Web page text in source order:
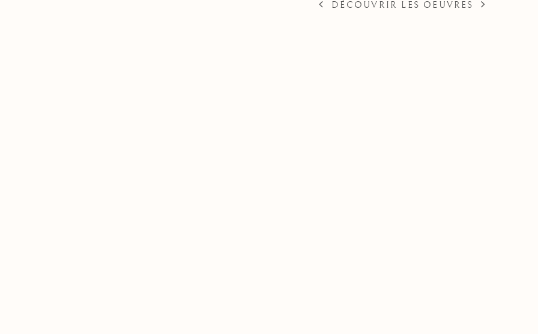
DÉCOUVRIR LES OEUVRES